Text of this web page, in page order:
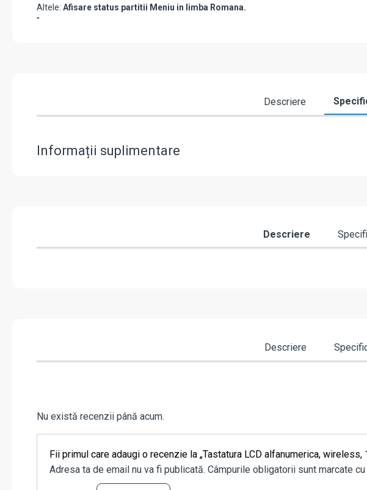
Altele: Afisare status partitii Meniu in limba Romana.
"
Descriere
Informații suplimentare
Descriere
Descriere
Nu există recenzii până acum.
Fii primul care adaugi o recenzie la „Tastatura LCD alfanumerica, wireless,
Adresa ta de email nu va fi publicată. Câmpurile obligatorii sunt marcate cu